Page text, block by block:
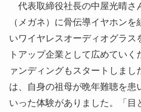
代表取締役社長の中屋光晴さ
（メガネ）に骨伝導イヤホンを
いワイヤレスオーディオグラス
トアップ企業として広めていく
ァンディングもスタートしまし
は、自身の祖母が晩年難聴を患
いった体験がありました。「目